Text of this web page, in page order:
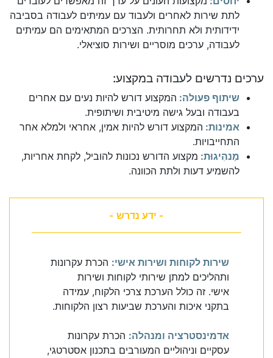
לתת שירות לאחרים ולעבוד עם עמיתים לעבודה בסביבה
ידידותית ולא תחרותית. הצרכים המתאימים הם עמיתים
לעבודה, ערכים מוסריים ושירות סוציאלי.
ערכים נדרשים לעבודה במקצוע:
שיתוף פעולה: המקצוע דורש להיות נעים עם אחרים
בעבודה ובעל גישה מיטיבית ושיתופית.
אמינות: המקצוע דורש להיות אמין, אחראי ולמלא אחר
התחייבויות.
מַנהִיגוּת: מקצוע הדורש נכונות להוביל, לקחת אחריות,
להשמיע דעות ולתת הכוונה.
- ידע נדרש -
שירות לקוחות ושירות אישי: הכרת עקרונות
ותהליכים למתן שירותי לקוחות ושירות
אישי. זה כולל הערכת צרכי הלקוח, עמידה
בתקני איכות והערכת שביעות רצון הלקוחות.
אדמינסטרציה ומנהלה: הכרת עקרונות
עסקיים וניהוליים המעורבים בתכנון אסטרטגי,